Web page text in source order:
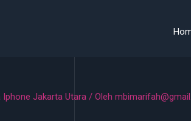
Iphone Jakarta Utara / Oleh